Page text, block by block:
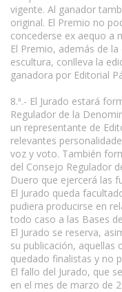
vigente. Al ganador
original. El Premio no
concederse ex aequo a
El Premio, además de
escultura, conlleva la
ganadora por Editorial
8.ª.- El Jurado estará
Regulador de la
un representante de
relevantes
voz y voto. También
del Consejo Regulador
Duero que ejercerá las
El Jurado queda
pudiera producirse en
todo caso a las Bases
El Jurado se reserva,
su publicación, aquellas
quedado finalistas y no
El fallo del Jurado, que
en el mes de marzo de